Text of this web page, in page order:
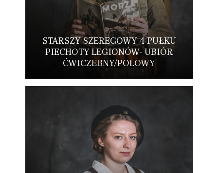
STARSZY SZEREGOWY 4 PUŁKU
PIECHOTY LEGIONÓW- UBIÓR
ĆWICZEBNY/POLOWY